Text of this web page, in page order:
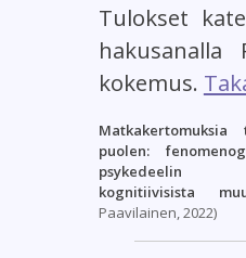
Tulokset
hakusanalla
kokemus.
puolen:
psykedeelin
kognitiivisista
Paavilainen, 2022)